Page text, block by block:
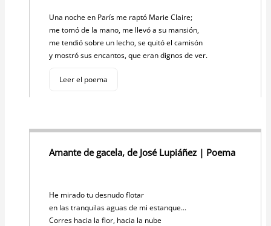
k
Una noche en París me raptó Marie Claire;
me tomó de la mano, me llevó a su mansión,
me tendió sobre un lecho, se quitó el camisón
y mostró sus encantos, que eran dignos de ver.
Leer el poema
Amante de gacela, de José Lupiáñez | Poema
He mirado tu desnudo flotar
en las tranquilas aguas de mi estanque...
Corres hacia la flor, hacia la nube